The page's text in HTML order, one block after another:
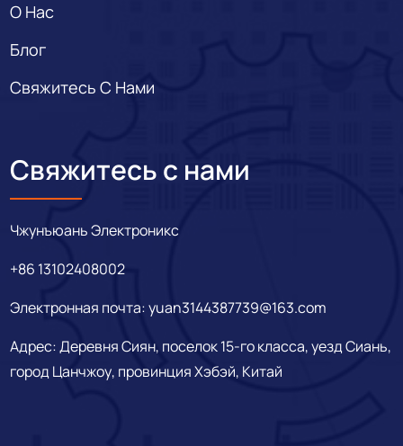
О Нас
Блог
Свяжитесь С Нами
Свяжитесь с нами
Чжунъюань Электроникс
+86 13102408002
Электронная почта:yuan3144387739@163.com
Адрес: Деревня Сиян, поселок 15-го класса, уезд Сиань,
город Цанчжоу, провинция Хэбэй, Китай